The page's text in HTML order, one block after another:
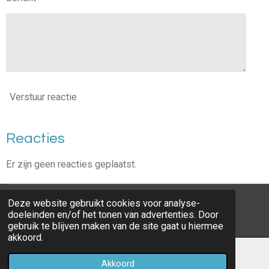
Deze website gebruikt cookies voor analyse-
doeleinden en/of het tonen van advertenties. Door
gebruik te blijven maken van de site gaat u hiermee
akkoord.
Akkoord
Verstuur reactie
Reacties
Er zijn geen reacties geplaatst.
© 2020 - 2026 momoftwins
Powered byJouwWeb